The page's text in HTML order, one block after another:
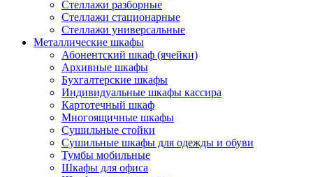
Стеллажи разборные
Стеллажи стационарные
Стеллажи универсальные
Металлические шкафы
Абонентский шкаф (ячейки)
Архивные шкафы
Бухгалтерские шкафы
Индивидуальные шкафы кассира
Картотечный шкаф
Многоящичные шкафы
Сушильные стойки
Сушильные шкафы для одежды и обуви
Тумбы мобильные
Шкафы для офиса